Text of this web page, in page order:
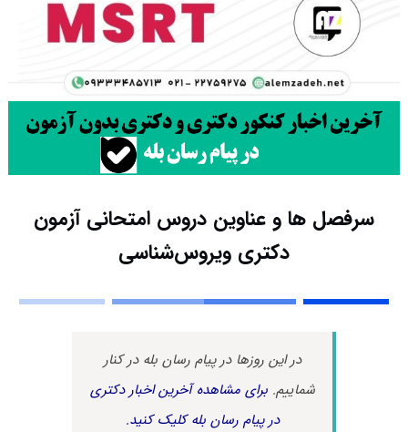
سرفصل ها و عناوین دروس امتحانی آزمون
دکتری ویروس‌شناسی
در این روزها در پیام رسان بله در کنار
شماییم.برای مشاهده آخرین اخبار دکتری
در پیام رسان بله کلیک کنید.